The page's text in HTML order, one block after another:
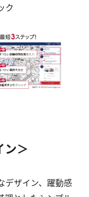
ク
ン＞
デザイン、躍動感